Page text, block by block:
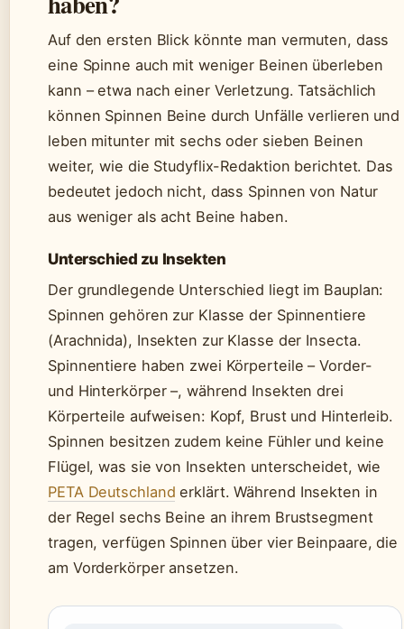
Auf den ersten Blick könnte man vermuten, dass
eine Spinne auch mit weniger Beinen überleben
kann – etwa nach einer Verletzung. Tatsächlich
können Spinnen Beine durch Unfälle verlieren und
leben mitunter mit sechs oder sieben Beinen
weiter, wie die Studyflix-Redaktion berichtet. Das
bedeutet jedoch nicht, dass Spinnen von Natur
aus weniger als acht Beine haben.
Unterschied zu Insekten
Der grundlegende Unterschied liegt im Bauplan:
Spinnen gehören zur Klasse der Spinnentiere
(Arachnida), Insekten zur Klasse der Insecta.
Spinnentiere haben zwei Körperteile – Vorder-
und Hinterkörper –, während Insekten drei
Körperteile aufweisen: Kopf, Brust und Hinterleib.
Spinnen besitzen zudem keine Fühler und keine
Flügel, was sie von Insekten unterscheidet, wie
PETA Deutschland erklärt. Während Insekten in
der Regel sechs Beine an ihrem Brustsegment
tragen, verfügen Spinnen über vier Beinpaare, die
am Vorderkörper ansetzen.